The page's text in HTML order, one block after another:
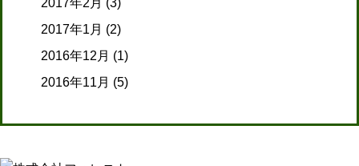
2017年2月 (3)
2017年1月 (2)
2016年12月 (1)
2016年11月 (5)